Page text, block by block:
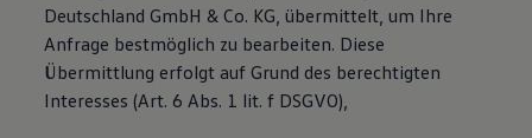
Deutschland GmbH & Co. KG, übermittelt, um Ihre
Anfrage bestmöglich zu bearbeiten. Diese
Übermittlung erfolgt auf Grund des berechtigten
Interesses (Art. 6 Abs. 1 lit. f DSGVO),